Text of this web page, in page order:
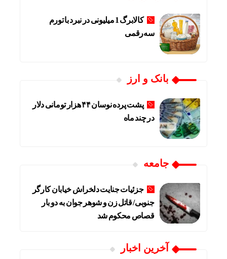
کالابرگ 1 میلیونی در نبرد با تورم
سه‌رقمی
بانک و ارز
پشت پرده نوسان ۴۴ هزار تومانی دلار
در چند ماه
جامعه
جزئیات جنایت دلخراش خیابان کارگر
جنوبی/ قاتل زن و شوهر جوان به دو بار
قصاص محکوم شد
آخرین اخبار